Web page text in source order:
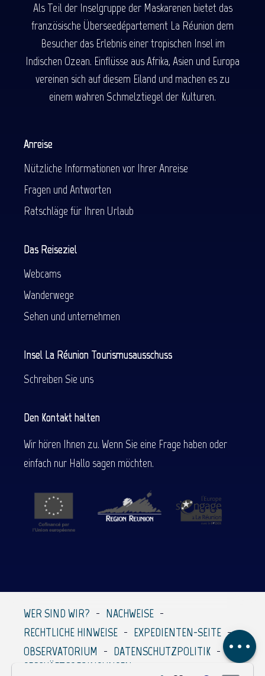
Kommentare
Als Teil der Inselgruppe der Maskarenen bietet das
französische Überseedépartement La Réunion dem
Besucher das Erlebnis einer tropischen Insel im
Indischen Ozean. Einflüsse aus Afrika, Asien und Europa
vereinen sich auf diesem Eiland und machen es zu
einem wahren Schmelztiegel der Kulturen.
Anreise
Nützliche Informationen vor Ihrer Anreise
Fragen und Antworten
Ratschläge für Ihren Urlaub
Das Reiseziel
Webcams
Wanderwege
Sehen und unternehmen
Insel La Réunion Tourismusausschuss
Schreiben Sie uns
Den Kontakt halten
Wir hören Ihnen zu. Wenn Sie eine Frage haben oder
einfach nur Hallo sagen möchten.
WER SIND WIR?
NACHWEISE
RECHTLICHE HINWEISE
EXPEDIENTEN-SEITE
OBSERVATORIUM
DATENSCHUTZPOLITIK
GESCHÄFTSBEDINGUNGEN